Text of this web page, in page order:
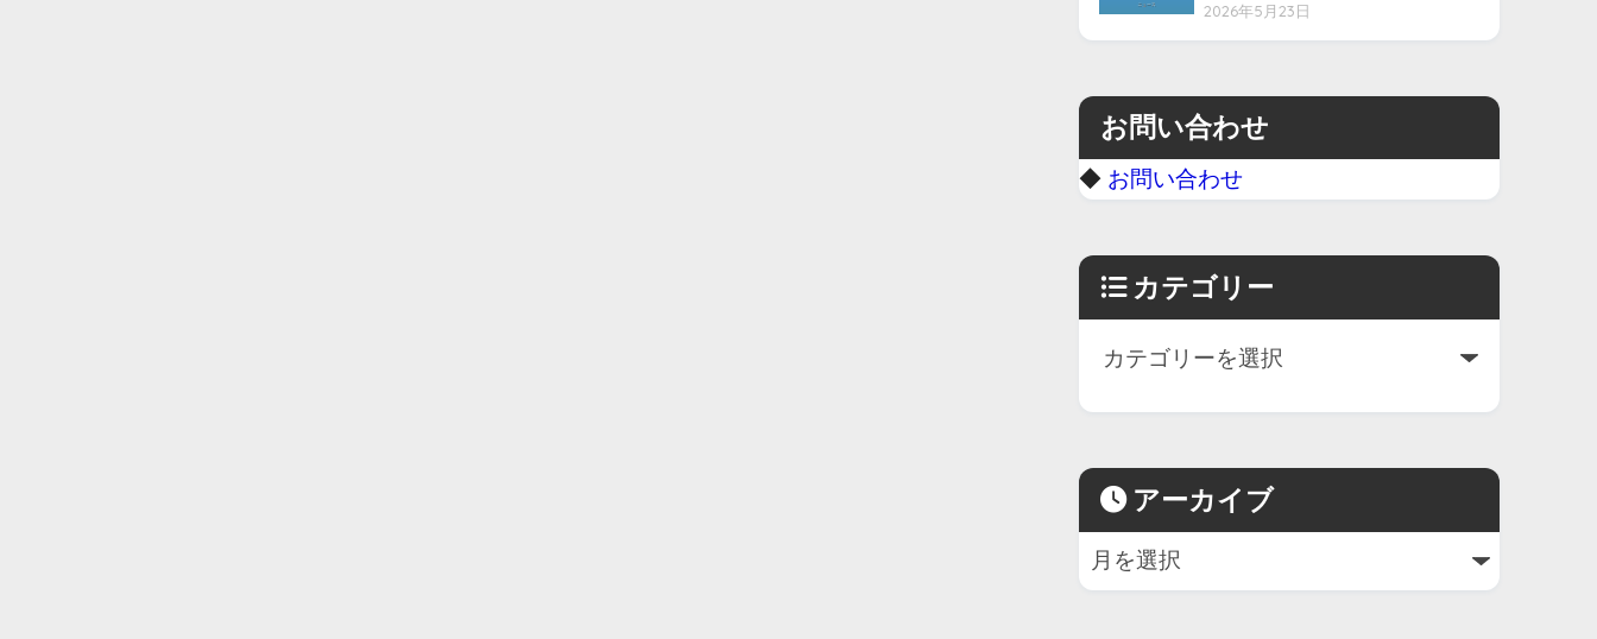
2026年5月23日
お問い合わせ
◆ お問い合わせ
カテゴリー
アーカイブ